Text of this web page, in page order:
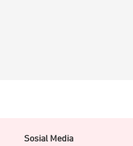
Sosial Media